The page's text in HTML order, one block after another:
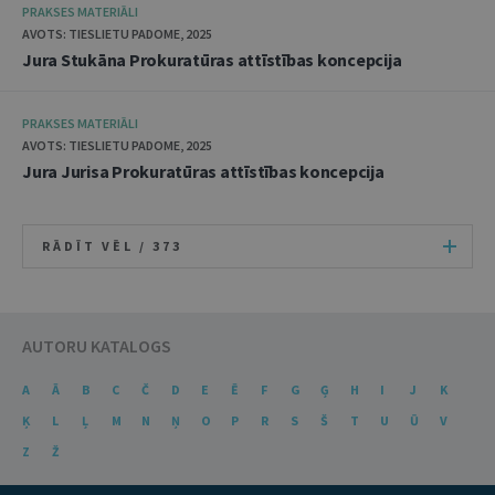
PRAKSES MATERIĀLI
AVOTS: TIESLIETU PADOME, 2025
Jura Stukāna Prokuratūras attīstības koncepcija
PRAKSES MATERIĀLI
AVOTS: TIESLIETU PADOME, 2025
Jura Jurisa Prokuratūras attīstības koncepcija
RĀDĪT VĒL / 373
AUTORU KATALOGS
A Ā B C Č D E Ē F G Ģ H I J
K
Ķ
L Ļ M N Ņ O P R S Š T U Ū
V
Z
Ž